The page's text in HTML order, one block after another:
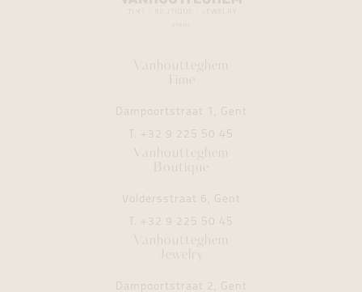
Vanhoutteghem
Time
Dampoortstraat 1, Gent
T. +32 9 225 50 45
Vanhoutteghem
Boutique
Voldersstraat 6, Gent
T. +32 9 225 50 45
Vanhoutteghem
Jewelry
Dampoortstraat 2, Gent